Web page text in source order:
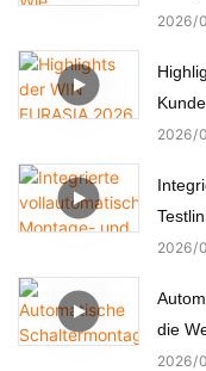
2026
für
2026
2026
die
2026